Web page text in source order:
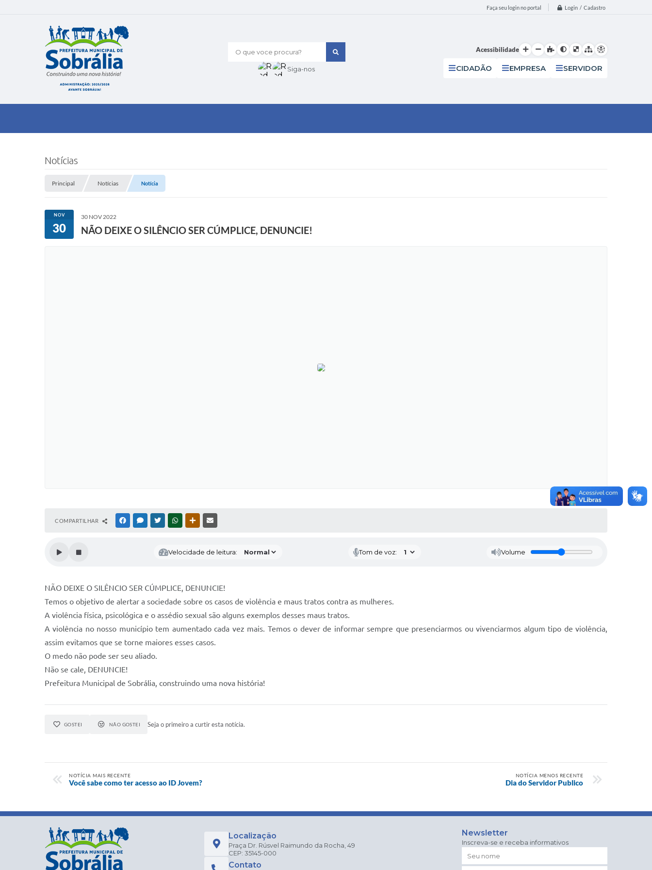
Faça seu login no portal Login / Cadastro
O que voce procura?
Siga-nos
Acessibilidade
CIDADÃO EMPRESA SERVIDOR
Notícias
Principal Notícias Notícia
NOV
30
30 NOV 2022
NÃO DEIXE O SILÊNCIO SER CÚMPLICE, DENUNCIE!
COMPARTILHAR FACEBOOKMESSENGER
TWITTERWHATSAPPOUTRAS MÍDIAS
Velocidade de leitura: Tom de voz: Volume
NÃO DEIXE O SILÊNCIO SER CÚMPLICE, DENUNCIE!
Temos o objetivo de alertar a sociedade sobre os casos de violência e maus tratos contra as mulheres.
A violência física, psicológica e o assédio sexual são alguns exemplos desses maus tratos.
A violência no nosso município tem aumentado cada vez mais. Temos o dever de informar sempre que presenciarmos ou vivenciarmos algum tipo de violência,
assim evitamos que se torne maiores esses casos.
O medo não pode ser seu aliado.
Não se cale, DENUNCIE!
Prefeitura Municipal de Sobrália, construindo uma nova história!
GOSTEI NÃO GOSTEI Seja o primeiro a curtir esta notícia.
NOTÍCIA MAIS RECENTE
Você sabe como ter acesso ao ID Jovem?
NOTÍCIA MENOS RECENTE
Dia do Servidor Publico
Localização
Praça Dr. Rúsvel Raimundo da Rocha, 49
CEP: 35145-000
Contato
Newsletter
Inscreva-se e receba informativos